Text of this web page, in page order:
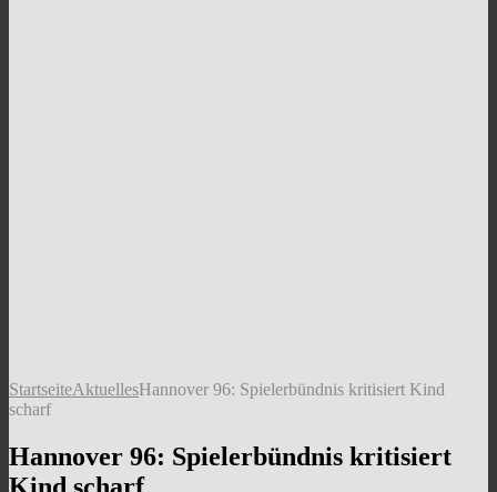
StartseiteAktuellesHannover 96: Spielerbündnis kritisiert Kind
scharf
Hannover 96: Spielerbündnis kritisiert